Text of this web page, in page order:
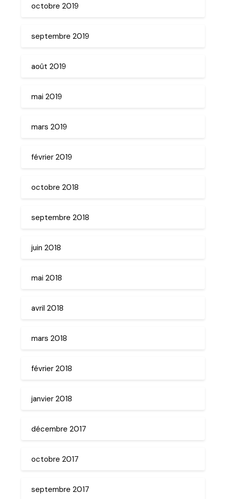
octobre 2019
septembre 2019
août 2019
mai 2019
mars 2019
février 2019
octobre 2018
septembre 2018
juin 2018
mai 2018
avril 2018
mars 2018
février 2018
janvier 2018
décembre 2017
octobre 2017
septembre 2017